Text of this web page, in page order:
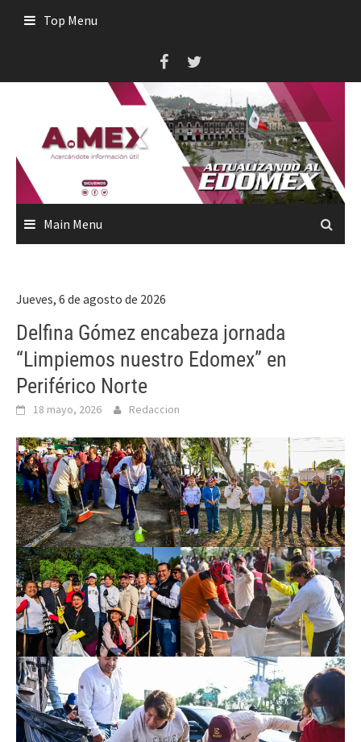
Top Menu
Main Menu
Jueves, 6 de agosto de 2026
Delfina Gómez encabeza jornada
“Limpiemos nuestro Edomex” en
Periférico Norte
18 mayo, 2026 Redaccion